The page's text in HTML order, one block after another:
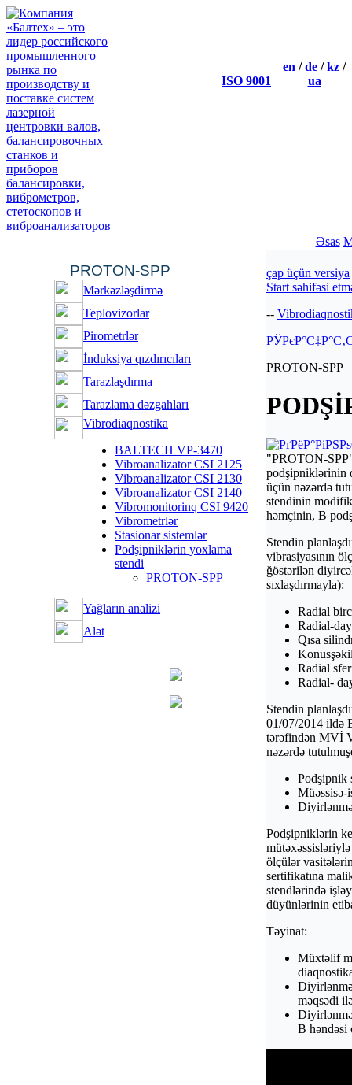
ISO 9001
en /de /kz /
ua
Əsas
PROTON-SPP
Mәrkәzlәşdirmә
Teplovizorlar
Pirometrlәr
İnduksiya qızdırıcıları
Tarazlaşdırma
Tarazlama dәzgahları
Vibrodiaqnostika
BALTECH VP-3470
Vibroanalizator CSI 2125
Vibroanalizator CSI 2130
Vibroanalizator CSI 2140
Vibromonitorinq CSI 9420
Vibrometrlәr
Stasionar sistemlәr
Podşipniklәrin yoxlama
stendi
PROTON-SPP
Yağların analizi
Alәt
çap üçün versiya
Start sәhifәsi
--
PROTON-SPP
"PROTON-SPP"
podşipniklәrinin
üçün nәzәrdә
stendinin
hәmçinin, В
Stendin
vibrasiyasının
ğöstәrilәn
sıxlaşdırmayla):
Radial
Radial-
Qısa
Radial
Radial-
Stendin
01/07/2014 ildә
tәrәfindәn MVİ
nәzәrdә
Podşipnik
Müәssisә-
Podşipniklәrin
ölçülәr
sertifikatına
stendlәrindә
düyünlәrinin
Tәyinat:
Müxtәlif
mәqsәdi
В hәndәsi